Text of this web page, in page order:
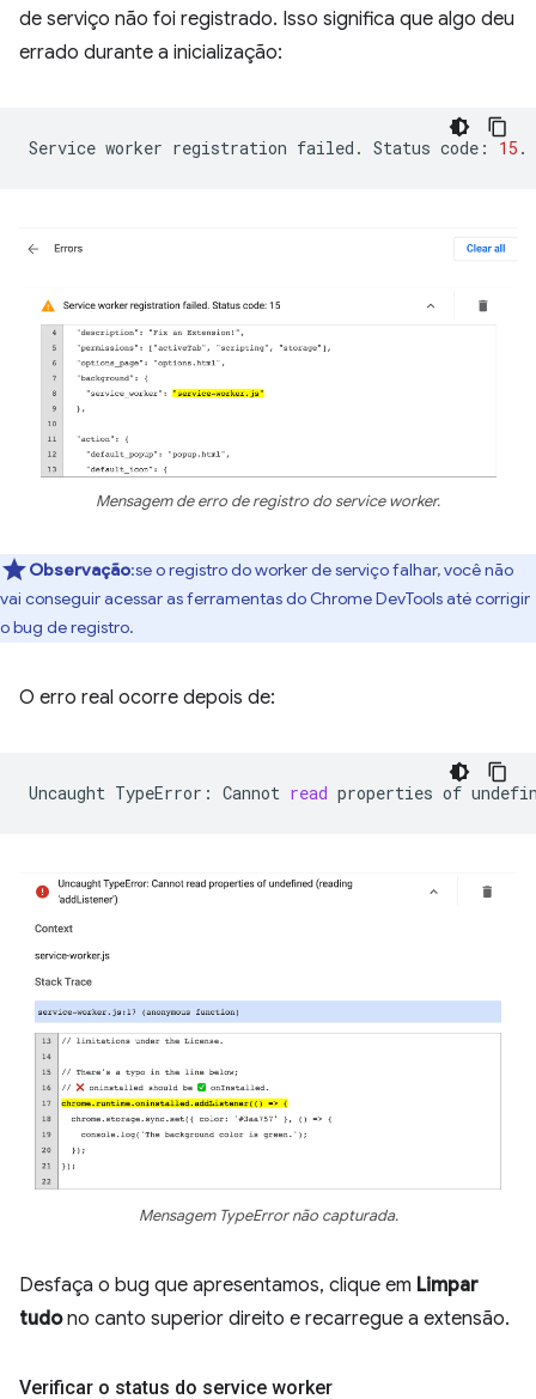
de serviço não foi registrado. Isso significa que algo deu
errado durante a inicialização:
Service worker registration failed. Status code: 15
Mensagem de erro de registro do service worker.
Observação:se o registro do worker de serviço falhar, você não
vai conseguir acessar as ferramentas do Chrome DevTools até corrigir
o bug de registro.
O erro real ocorre depois de:
Uncaught TypeError: Cannot read properties of
Mensagem TypeError não capturada.
Desfaça o bug que apresentamos, clique em Limpar
tudono canto superior direito e recarregue a extensão.
Verificar o status do service worker